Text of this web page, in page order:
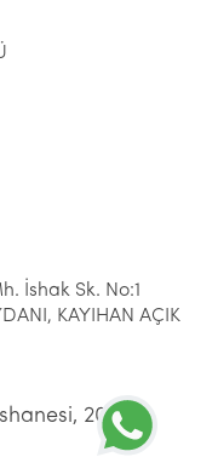
İshak Sk. No:1
KAYIHAN AÇIK
2021